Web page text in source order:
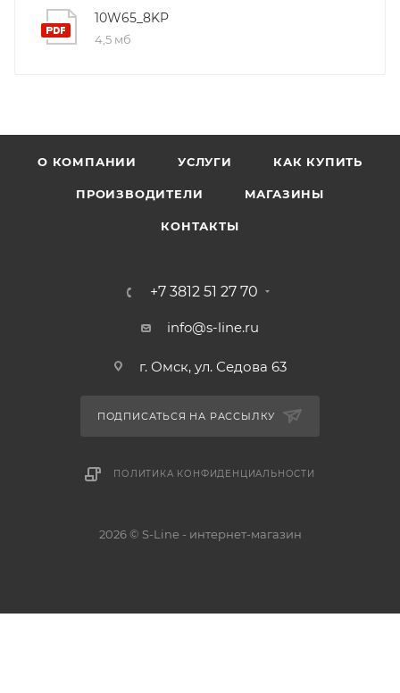
10W65_8KP
4,5 мб
О КОМПАНИИ УСЛУГИ КАК КУПИТЬ
ПРОИЗВОДИТЕЛИ МАГАЗИНЫ
КОНТАКТЫ
+7 3812 51 27 70
info@s-line.ru
г. Омск, ул. Седова 63
ПОДПИСАТЬСЯ НА РАССЫЛКУ
ПОЛИТИКА КОНФИДЕНЦИАЛЬНОСТИ
2026 © S-Line - интернет-магазин